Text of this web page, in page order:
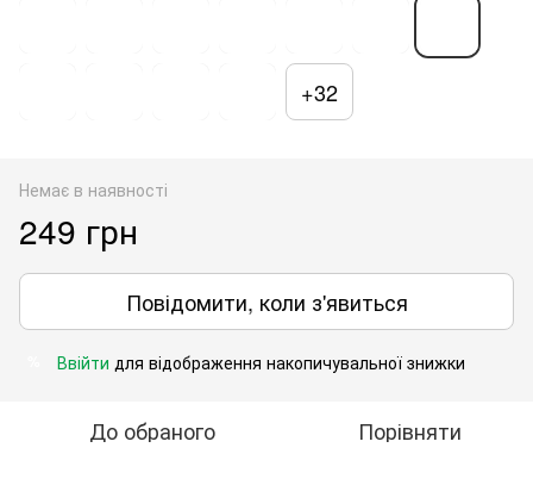
+32
Немає в наявності
249 грн
Повідомити, коли з'явиться
Ввійти для відображення накопичувальної знижки
До обраного Порівняти